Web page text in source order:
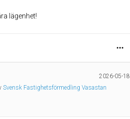
lägenhet!
2026-05-18
Svensk Fastighetsförmedling Vasastan